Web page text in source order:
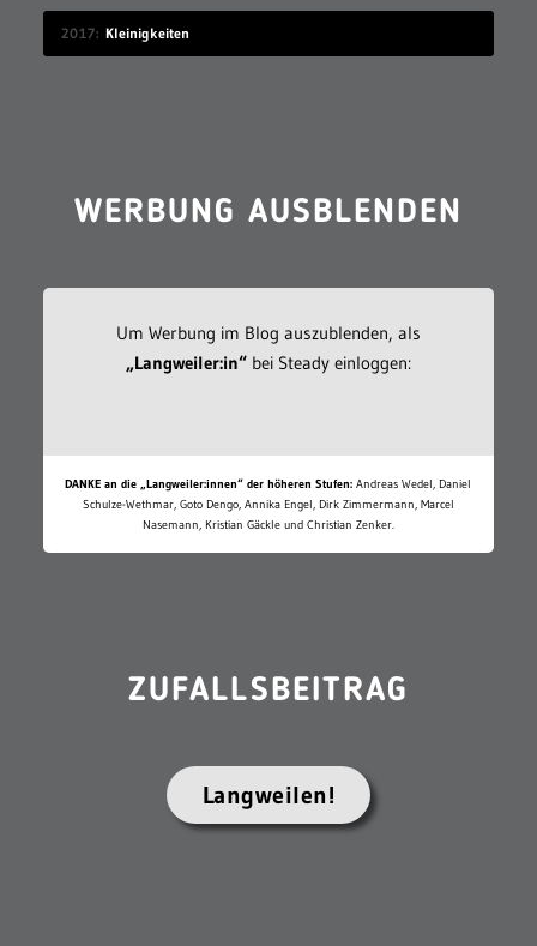
2017 Kleinigkeiten
WERBUNG AUSBLENDEN
Um Werbung im Blog auszublenden, als
„Langweiler:in“bei Steady einloggen:
DANKE an die „Langweiler:innen“ der höheren Stufen: Andreas Wedel, Daniel
Schulze-Wethmar, Goto Dengo, Annika Engel, Dirk Zimmermann, Marcel
Nasemann, Kristian Gäckle und Christian Zenker.
ZUFALLSBEITRAG
Langweilen!